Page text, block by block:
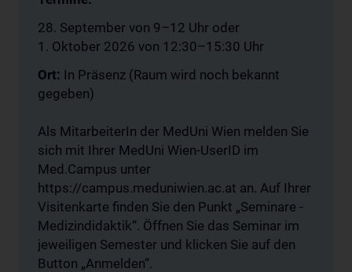
28. September von 9–12 Uhr oder
1. Oktober 2026 von 12:30–15:30 Uhr
Ort: In Präsenz (Raum wird noch bekannt
gegeben)
Als MitarbeiterIn der MedUni Wien melden Sie
sich mit Ihrer MedUni Wien-UserID im
Med.Campus unter
https://campus.meduniwien.ac.at an. Auf Ihrer
Visitenkarte finden Sie den Punkt „Seminare -
Medizindidaktik“. Öffnen Sie das Seminar im
jeweiligen Semester und klicken Sie auf den
Button „Anmelden“.